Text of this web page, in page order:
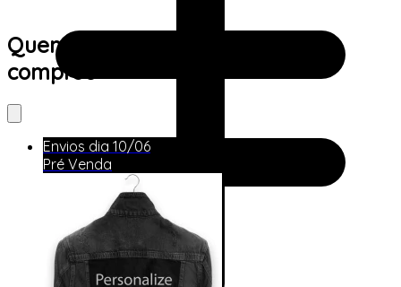
Quem viu este produto também
comprou